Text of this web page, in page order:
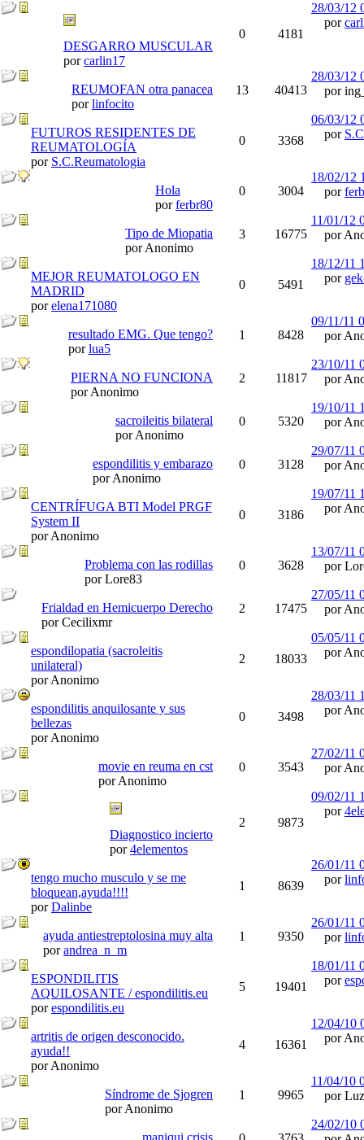
DESGARRO MUSCULAR
porcarlin17
0 4181
28/03/12
por
REUMOFAN otra panacea
porlinfocito
13 40413
28/03/12
por
FUTUROS RESIDENTES DE
REUMATOLOGÍA
por S.C.Reumatologia
0 3368
06/03/12
por
Hola
porferbr80
0 3004
18/02/12
por
Tipo de Miopatia
por Anonimo
3 16775
11/01/12
por
MEJOR REUMATOLOGO EN
MADRID
porelena171080
0 5491
18/12/11
por
resultado EMG. Que tengo?
porlua5
1 8428
09/11/11
por
PIERNA NO FUNCIONA
por Anonimo
2 11817
23/10/11
por
sacroileitis bilateral
por Anonimo
0 5320
19/10/11
por
espondilitis y embarazo
por Anonimo
0 3128
29/07/11
por
CENTRÍFUGA BTI Model PRGF
System II
por Anonimo
0 3186
19/07/11
por
Problema con las rodillas
por Lore83
0 3628
13/07/11
por
Frialdad en Hemicuerpo Derecho
por Cecilixmr
2 17475
27/05/11
por
espondilopatia (sacroleitis
unilateral)
por Anonimo
2 18033
05/05/11
por
espondilitis anquilosante y sus
bellezas
por Anonimo
0 3498
28/03/11
por
movie en reuma en cst
por Anonimo
0 3543
27/02/11
por
Diagnostico incierto
por4elementos
2 9873
09/02/11
por
tengo mucho musculo y se me
bloquean,ayuda!!!!
porDalinbe
1 8639
26/01/11
por
ayuda antiestreptolosina muy alta
porandrea_n_m
1 9350
26/01/11
por
ESPONDILITIS
AQUILOSANTE / espondilitis.eu
porespondilitis.eu
5 19401
18/01/11
por
artritis de origen desconocido.
ayuda!!
por Anonimo
4 16361
12/04/10
por
Síndrome de Sjogren
por Anonimo
1 9965
11/04/10
por
maniqui crisis
24/02/10